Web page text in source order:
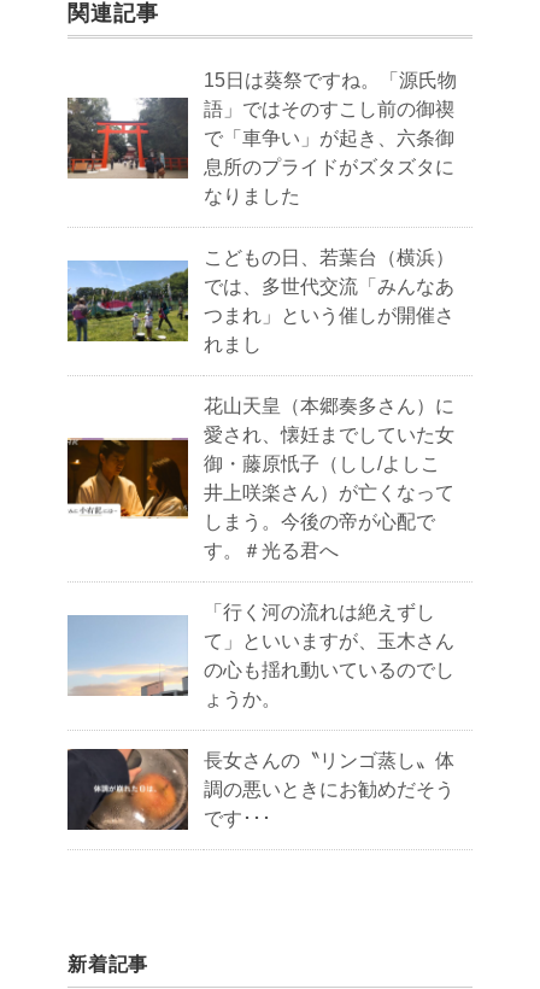
関連記事
15日は葵祭ですね。「源氏物
語」ではそのすこし前の御禊
で「車争い」が起き、六条御
息所のプライドがズタズタに
なりました
こどもの日、若葉台（横浜）
では、多世代交流「みんなあ
つまれ」という催しが開催さ
れまし
花山天皇（本郷奏多さん）に
愛され、懐妊までしていた女
御・藤原忯子（しし/よしこ
井上咲楽さん）が亡くなって
しまう。今後の帝が心配で
す。＃光る君へ
「行く河の流れは絶えずし
て」といいますが、玉木さん
の心も揺れ動いているのでし
ょうか。
長女さんの〝リンゴ蒸し〟体
調の悪いときにお勧めだそう
です･･･
新着記事